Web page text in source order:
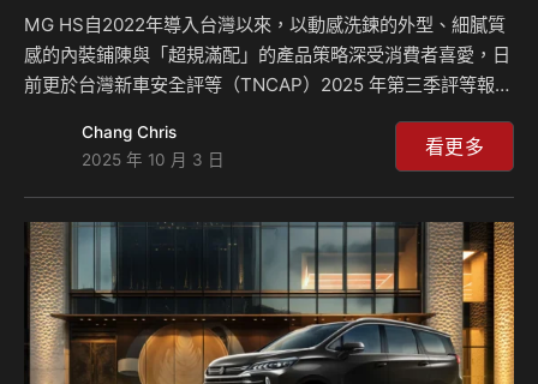
MG HS自2022年導入台灣以來，以動感洗鍊的外型、細膩質
感的內裝鋪陳與「超規滿配」的產品策略深受消費者喜愛，日
前更於台灣新車安全評等（TNCAP）2025 年第三季評等報告
榮，再次驗證MG HS在配備與安全的堅強產品實力。 為回饋
消費者的長期支持，MG Taiwan 於十月份推出購車優惠，全
車系受惠於貨物稅新購減徵，HS 1.5T旗艦版搭配舊換新補助
後最低僅需79.9萬元即可入主，成為國產中型休旅市場中最具
安全與價值兼備的購車首選。 MG全車系安全不妥協，HS榮
獲TNCAP最高五星評等 MG自品牌創立以來始終秉持安全滿
配不妥協的理念，致力…
Chang Chris
2025 年 10 月 3 日
看更多